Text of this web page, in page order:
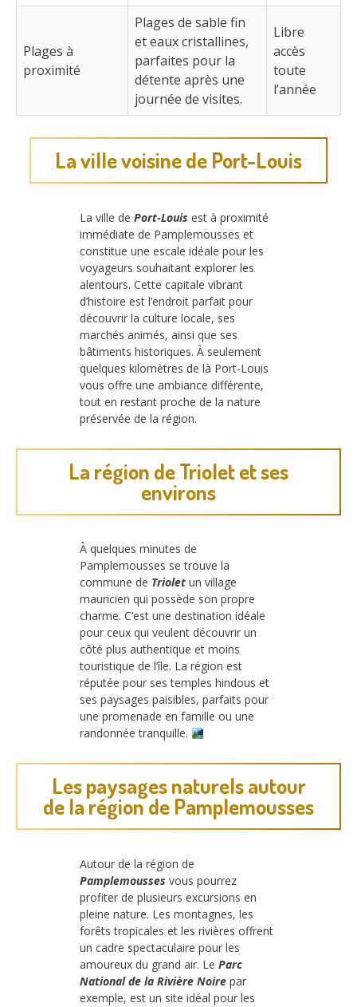
Plages à
proximité
Plages de sable fin
et eaux cristallines,
parfaites pour la
détente après une
journée de visites.
Libre
accès
toute
l’année
La ville voisine de Port-Louis
La ville de Port-Louis est à proximité
immédiate de Pamplemousses et
constitue une escale idéale pour les
voyageurs souhaitant explorer les
alentours. Cette capitale vibrant
d’histoire est l’endroit parfait pour
découvrir la culture locale, ses
marchés animés, ainsi que ses
bâtiments historiques. À seulement
quelques kilomètres de là Port-Louis
vous offre une ambiance différente,
tout en restant proche de la nature
préservée de la région.
La région de Triolet et ses
environs
À quelques minutes de
Pamplemousses se trouve la
commune de Triolet un village
mauricien qui possède son propre
charme. C’est une destination idéale
pour ceux qui veulent découvrir un
côté plus authentique et moins
touristique de l’île. La région est
réputée pour ses temples hindous et
ses paysages paisibles, parfaits pour
une promenade en famille ou une
randonnée tranquille.
Les paysages naturels autour
de la région de Pamplemousses
Autour de la région de
Pamplemousses vous pourrez
profiter de plusieurs excursions en
pleine nature. Les montagnes, les
forêts tropicales et les rivières offrent
un cadre spectaculaire pour les
amoureux du grand air. Le Parc
National de la Rivière Noire par
exemple, est un site idéal pour les